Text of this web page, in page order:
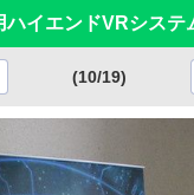
ハイエンドVRシステ
(10/19)